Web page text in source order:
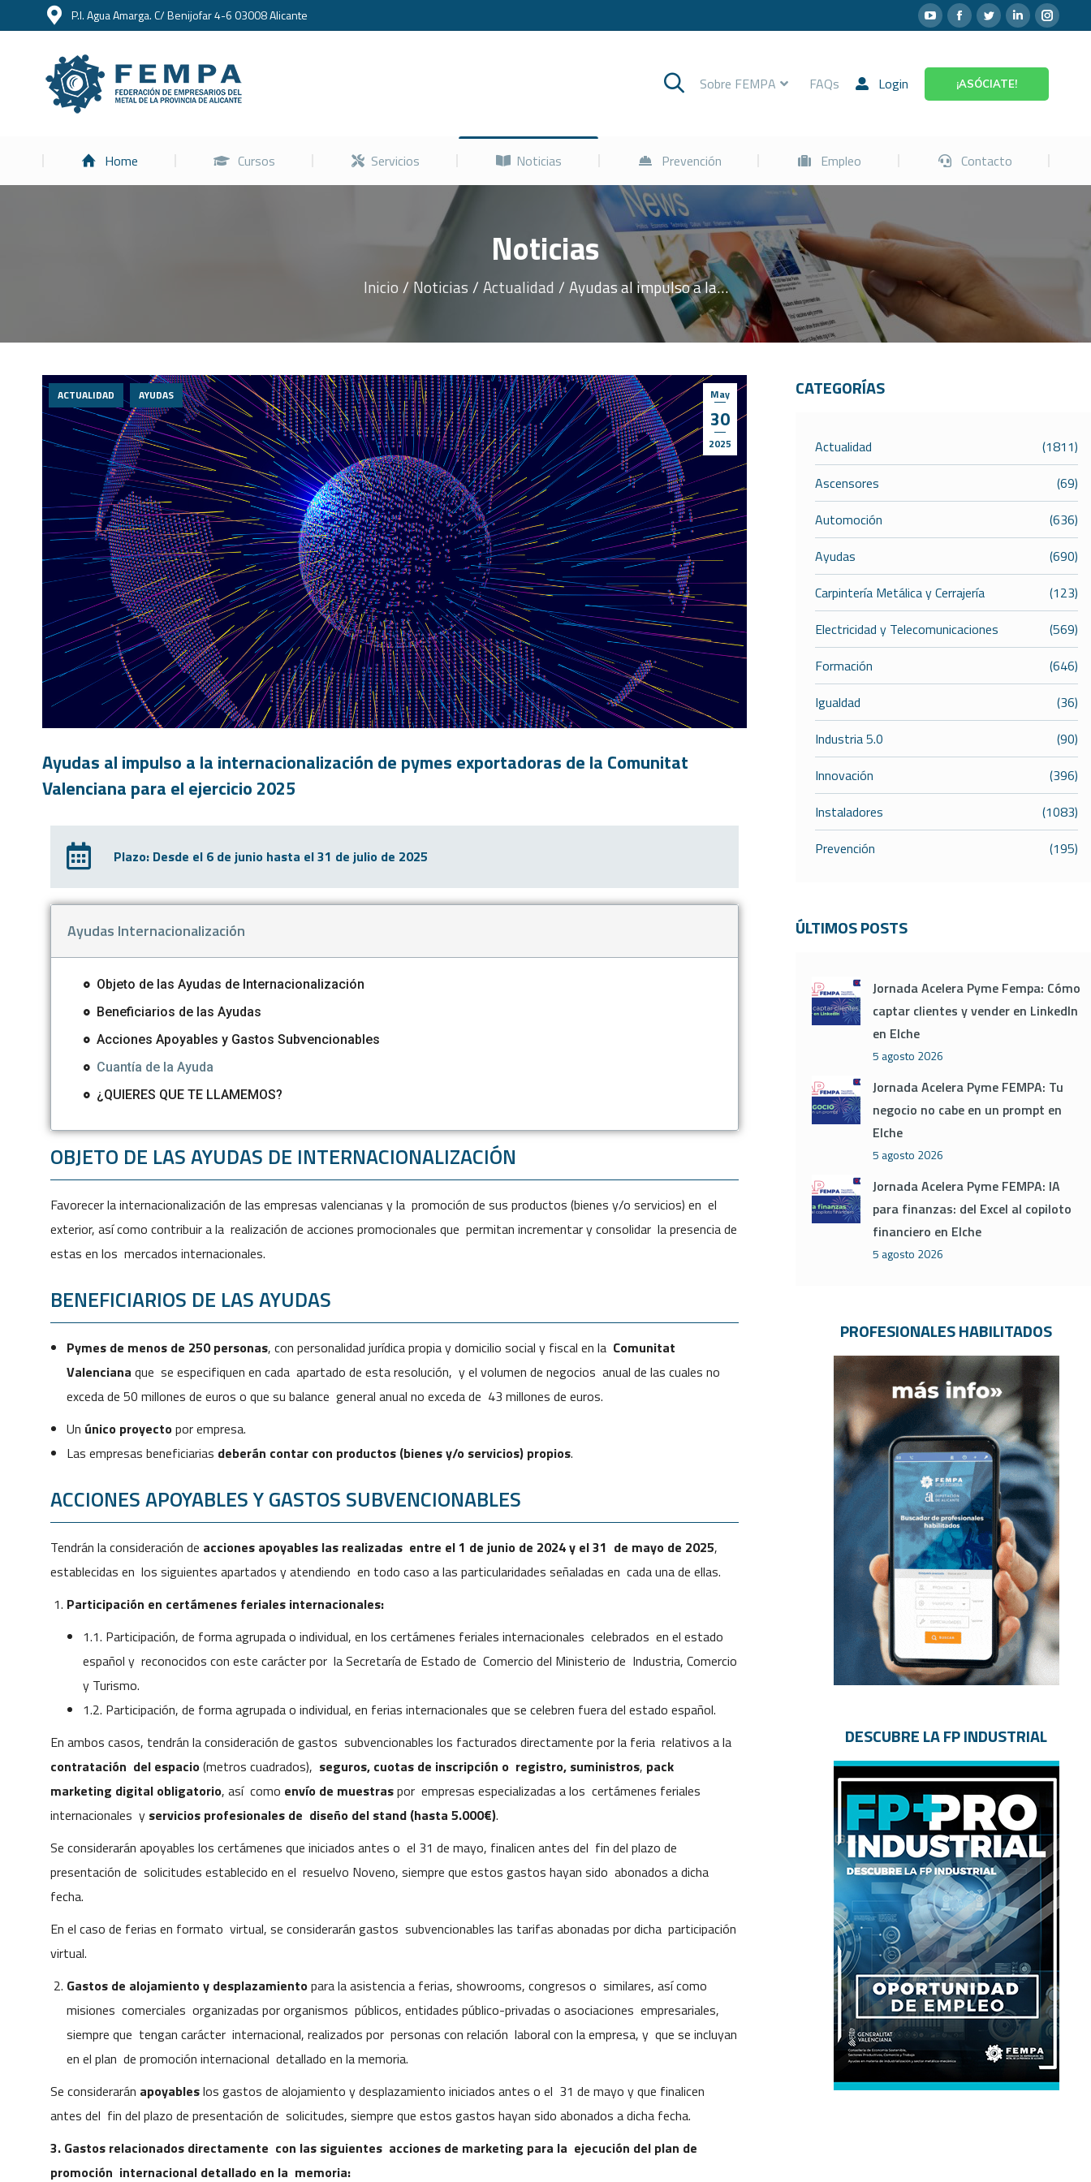
P.I. Agua Amarga. C/ Benijofar 4-6 03008 Alicante
Sobre FEMPA FAQs Login ¡ASÓCIATE!
Home Cursos Servicios Noticias Prevención Empleo Contacto
Noticias
Inicio Noticias Actualidad Ayudas al impulso a la…
May
30
2025
ACTUALIDAD AYUDAS
Ayudas al impulso a la internacionalización de pymes exportadoras de la Comunitat
Valenciana para el ejercicio 2025
Plazo: Desde el 6 de junio hasta el 31 de julio de 2025
Ayudas Internacionalización
Objeto de las Ayudas de Internacionalización
Beneficiarios de las Ayudas
Acciones Apoyables y Gastos Subvencionables
Cuantía de la Ayuda
¿QUIERES QUE TE LLAMEMOS?
OBJETO DE LAS AYUDAS DE INTERNACIONALIZACIÓN
Favorecer la internacionalización de las empresas valencianas y la promoción de sus productos (bienes y/o servicios) en el
exterior, así como contribuir a la realización de acciones promocionales que permitan incrementar y consolidar la presencia de
estas en los mercados internacionales.
BENEFICIARIOS DE LAS AYUDAS
Pymes de menos de 250 personas, con personalidad jurídica propia y domicilio social y fiscal en la Comunitat
Valenciana que se especifiquen en cada apartado de esta resolución, y el volumen de negocios anual de las cuales no
exceda de 50 millones de euros o que su balance general anual no exceda de 43 millones de euros.
Un único proyectopor empresa.
Las empresas beneficiarias deberán contar con productos (bienes y/o servicios) propios.
ACCIONES APOYABLES Y GASTOS SUBVENCIONABLES
Tendrán la consideración de acciones apoyables las realizadas entre el 1 de junio de 2024 y el31 de mayo de 2025,
establecidas en los siguientes apartados y atendiendo en todo caso a las particularidades señaladas en cada una de ellas.
Participación en certámenes feriales internacionales:
1.1. Participación, de forma agrupada o individual, en los certámenes feriales internacionales celebrados en el estado
español y reconocidos con este carácter por la Secretaría de Estado de Comercio del Ministerio de Industria, Comercio
y Turismo.
1.2. Participación, de forma agrupada o individual, en ferias internacionales que se celebren fuera del estado español.
En ambos casos, tendrán la consideración de gastos subvencionables los facturados directamente por la feria relativos a la
contratación del espacio(metros cuadrados), seguros, cuotas de inscripción o registro, suministros, pack
marketing digital obligatorio, así como envío de muestraspor empresas especializadas a los certámenes feriales
internacionales y servicios profesionales de diseño del stand (hasta 5.000€).
Se considerarán apoyables los certámenes que iniciados antes o el 31 de mayo, finalicen antes del fin del plazo de
presentación de solicitudes establecido en el resuelvo Noveno, siempre que estos gastos hayan sido abonados a dicha
fecha.
En el caso de ferias en formato virtual, se considerarán gastos subvencionables las tarifas abonadas por dicha participación
virtual.
Gastos de alojamiento y desplazamientopara la asistencia a ferias, showrooms, congresos o similares, así como
misiones comerciales organizadas por organismos públicos, entidades público-privadas o asociaciones empresariales,
siempre que tengan carácter internacional, realizados por personas con relación laboral con la empresa, y que se incluyan
en el plan de promoción internacional detallado en la memoria.
Se considerarán apoyableslos gastos de alojamiento y desplazamiento iniciados antes o el 31 de mayo y que finalicen
antes del fin del plazo de presentación de solicitudes, siempre que estos gastos hayan sido abonados a dicha fecha.
3. Gastos relacionados directamente con las siguientes acciones de marketing para la ejecución del plan de
promoción internacional detallado en la memoria:
CATEGORÍAS
Actualidad
(1811)
Ascensores
(69)
Automoción
(636)
Ayudas
(690)
Carpintería Metálica y Cerrajería
(123)
Electricidad y Telecomunicaciones
(569)
Formación
(646)
Igualdad
(36)
Industria 5.0
(90)
Innovación
(396)
Instaladores
(1083)
Prevención
(195)
ÚLTIMOS POSTS
Jornada Acelera Pyme Fempa: Cómo
captar clientes y vender en LinkedIn
en Elche
5 agosto 2026
Jornada Acelera Pyme FEMPA: Tu
negocio no cabe en un prompt en
Elche
5 agosto 2026
Jornada Acelera Pyme FEMPA: IA
para finanzas: del Excel al copiloto
financiero en Elche
5 agosto 2026
PROFESIONALES HABILITADOS
DESCUBRE LA FP INDUSTRIAL
Home Cursos Servicios Noticias Prevención Empleo Contacto